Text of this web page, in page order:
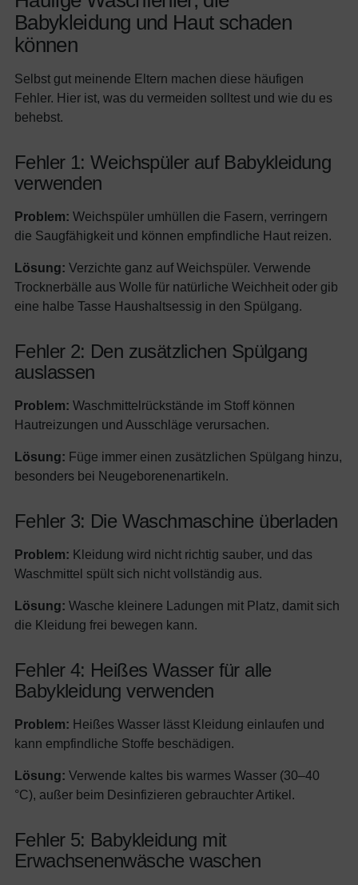
Babykleidung und Haut schaden
können
Selbst gut meinende Eltern machen diese häufigen
Fehler. Hier ist, was du vermeiden solltest und wie du es
behebst.
Fehler 1: Weichspüler auf Babykleidung
verwenden
Problem: Weichspüler umhüllen die Fasern, verringern
die Saugfähigkeit und können empfindliche Haut reizen.
Lösung: Verzichte ganz auf Weichspüler. Verwende
Trocknerbälle aus Wolle für natürliche Weichheit oder gib
eine halbe Tasse Haushaltsessig in den Spülgang.
Fehler 2: Den zusätzlichen Spülgang
auslassen
Problem: Waschmittelrückstände im Stoff können
Hautreizungen und Ausschläge verursachen.
Lösung: Füge immer einen zusätzlichen Spülgang hinzu,
besonders bei Neugeborenenartikeln.
Fehler 3: Die Waschmaschine überladen
Problem: Kleidung wird nicht richtig sauber, und das
Waschmittel spült sich nicht vollständig aus.
Lösung: Wasche kleinere Ladungen mit Platz, damit sich
die Kleidung frei bewegen kann.
Fehler 4: Heißes Wasser für alle
Babykleidung verwenden
Problem: Heißes Wasser lässt Kleidung einlaufen und
kann empfindliche Stoffe beschädigen.
Lösung: Verwende kaltes bis warmes Wasser (30–40
°C), außer beim Desinfizieren gebrauchter Artikel.
Fehler 5: Babykleidung mit
Erwachsenenwäsche waschen